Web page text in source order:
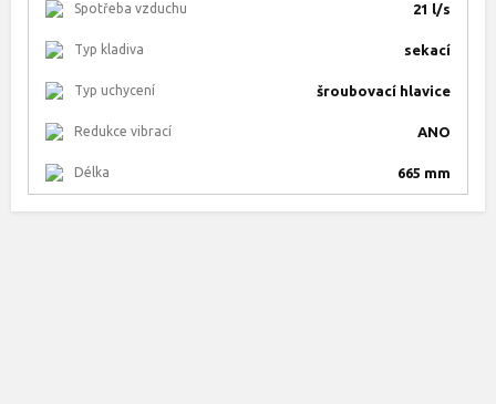
Spotřeba vzduchu 21 l/s
Typ kladiva sekací
Typ uchycení šroubovací hlavice
Redukce vibrací ANO
Délka 665 mm